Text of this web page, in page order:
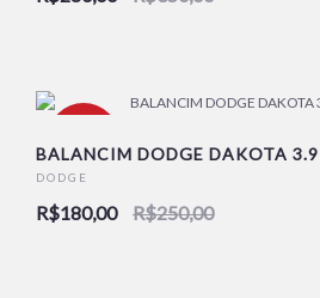
BALANCIM DODGE DAKOTA
DODGE
R$180,00 R$250,00